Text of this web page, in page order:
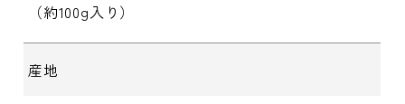
（約100g入り）
産地